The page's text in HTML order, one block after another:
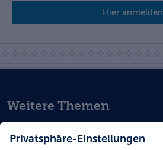
Hier anmelden
Weitere Themen
Service